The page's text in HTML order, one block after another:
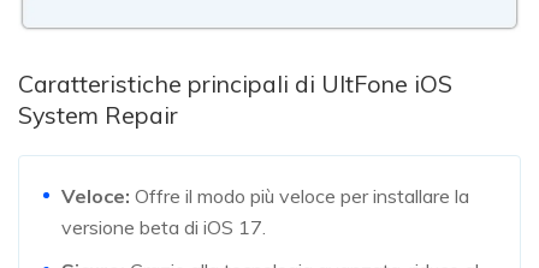
Caratteristiche principali di UltFone iOS
System Repair
Veloce: Offre il modo più veloce per installare la
versione beta di iOS 17.